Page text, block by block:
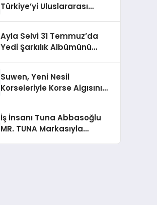
Türkiye’yi Uluslararası
Ayla Selvi 31 Temmuz’da
Yedi Şarkılık Albümünü
Suwen, Yeni Nesil
Korseleriyle Korse Algısını
İş İnsanı Tuna Abbasoğlu
MR. TUNA Markasıyla